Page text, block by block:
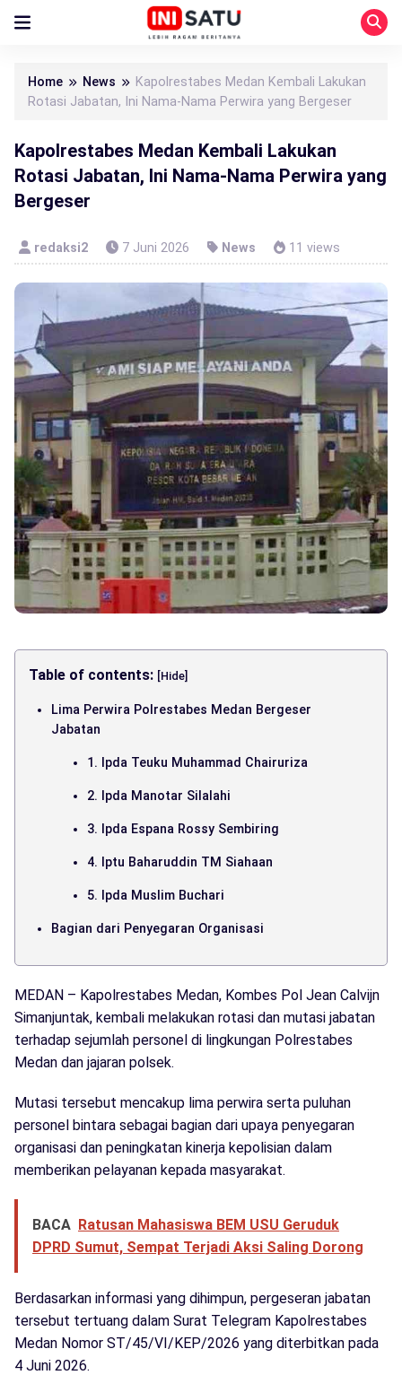
Home News
Kapolrestabes Medan Kembali Lakukan
Rotasi Jabatan, Ini Nama-Nama Perwira yang Bergeser
Kapolrestabes Medan Kembali Lakukan
Rotasi Jabatan, Ini Nama-Nama Perwira yang
Bergeser
redaksi2 7 Juni 2026 News 11 views
Table of contents: [Hide]
Lima Perwira Polrestabes Medan Bergeser
Jabatan
1. Ipda Teuku Muhammad Chairuriza
2. Ipda Manotar Silalahi
3. Ipda Espana Rossy Sembiring
4. Iptu Baharuddin TM Siahaan
5. Ipda Muslim Buchari
Bagian dari Penyegaran Organisasi
MEDAN – Kapolrestabes Medan, Kombes Pol Jean Calvijn
Simanjuntak, kembali melakukan rotasi dan mutasi jabatan
terhadap sejumlah personel di lingkungan Polrestabes
Medan dan jajaran polsek.
Mutasi tersebut mencakup lima perwira serta puluhan
personel bintara sebagai bagian dari upaya penyegaran
organisasi dan peningkatan kinerja kepolisian dalam
memberikan pelayanan kepada masyarakat.
BACA Ratusan Mahasiswa BEM USU Geruduk
DPRD Sumut, Sempat Terjadi Aksi Saling Dorong
Berdasarkan informasi yang dihimpun, pergeseran jabatan
tersebut tertuang dalam Surat Telegram Kapolrestabes
Medan Nomor ST/45/VI/KEP/2026 yang diterbitkan pada
4 Juni 2026.